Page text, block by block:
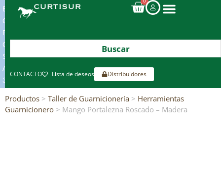
ENVIOS
GRATIS
POR
COMPRAS
SUPERIORES
A
300€*
CONTACTO Lista de deseos Distribuidores
Productos > Taller de Guarnicionería > Herramientas
Guarnicionero > Mango Portalezna Roscado – Madera